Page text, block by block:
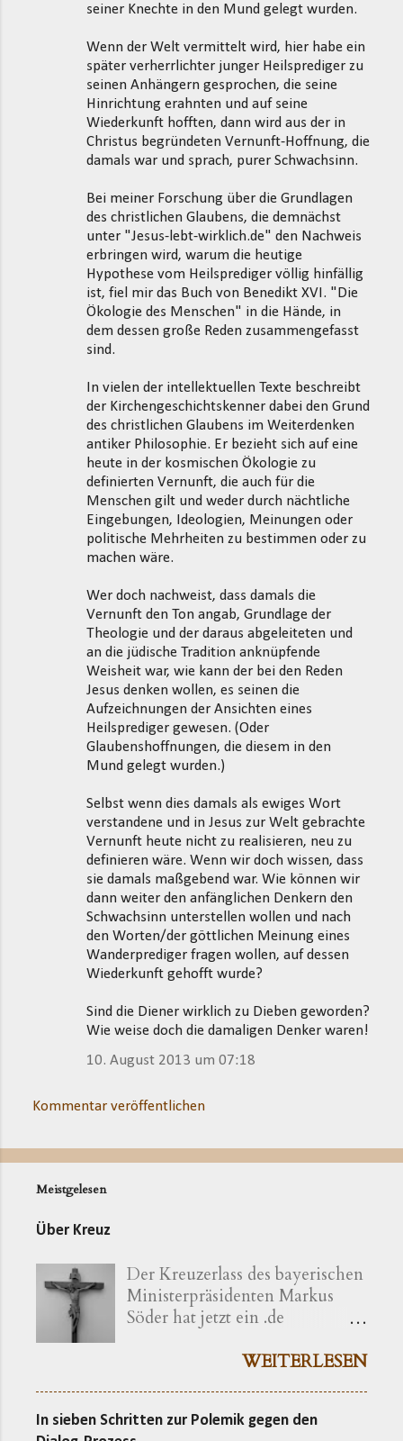
seiner Knechte in den Mund gelegt wurden.
Wenn der Welt vermittelt wird, hier habe ein
später verherrlichter junger Heilsprediger zu
seinen Anhängern gesprochen, die seine
Hinrichtung erahnten und auf seine
Wiederkunft hofften, dann wird aus der in
Christus begründeten Vernunft-Hoffnung, die
damals war und sprach, purer Schwachsinn.
Bei meiner Forschung über die Grundlagen
des christlichen Glaubens, die demnächst
unter "Jesus-lebt-wirklich.de" den Nachweis
erbringen wird, warum die heutige
Hypothese vom Heilsprediger völlig hinfällig
ist, fiel mir das Buch von Benedikt XVI. "Die
Ökologie des Menschen" in die Hände, in
dem dessen große Reden zusammengefasst
sind.
In vielen der intellektuellen Texte beschreibt
der Kirchengeschichtskenner dabei den Grund
des christlichen Glaubens im Weiterdenken
antiker Philosophie. Er bezieht sich auf eine
heute in der kosmischen Ökologie zu
definierten Vernunft, die auch für die
Menschen gilt und weder durch nächtliche
Eingebungen, Ideologien, Meinungen oder
politische Mehrheiten zu bestimmen oder zu
machen wäre.
Wer doch nachweist, dass damals die
Vernunft den Ton angab, Grundlage der
Theologie und der daraus abgeleiteten und
an die jüdische Tradition anknüpfende
Weisheit war, wie kann der bei den Reden
Jesus denken wollen, es seinen die
Aufzeichnungen der Ansichten eines
Heilsprediger gewesen. (Oder
Glaubenshoffnungen, die diesem in den
Mund gelegt wurden.)
Selbst wenn dies damals als ewiges Wort
verstandene und in Jesus zur Welt gebrachte
Vernunft heute nicht zu realisieren, neu zu
definieren wäre. Wenn wir doch wissen, dass
sie damals maßgebend war. Wie können wir
dann weiter den anfänglichen Denkern den
Schwachsinn unterstellen wollen und nach
den Worten/der göttlichen Meinung eines
Wanderprediger fragen wollen, auf dessen
Wiederkunft gehofft wurde?
Sind die Diener wirklich zu Dieben geworden?
Wie weise doch die damaligen Denker waren!
10. August 2013 um 07:18
Kommentar veröffentlichen
Meistgelesen
Über Kreuz
Der Kreuzerlass des bayerischen
Ministerpräsidenten Markus
Söder hat jetzt ein .de
Der Vorgang gibt sich im
erkennen. Die »Ökumenische
WEITERLESEN
In sieben Schritten zur Polemik gegen den